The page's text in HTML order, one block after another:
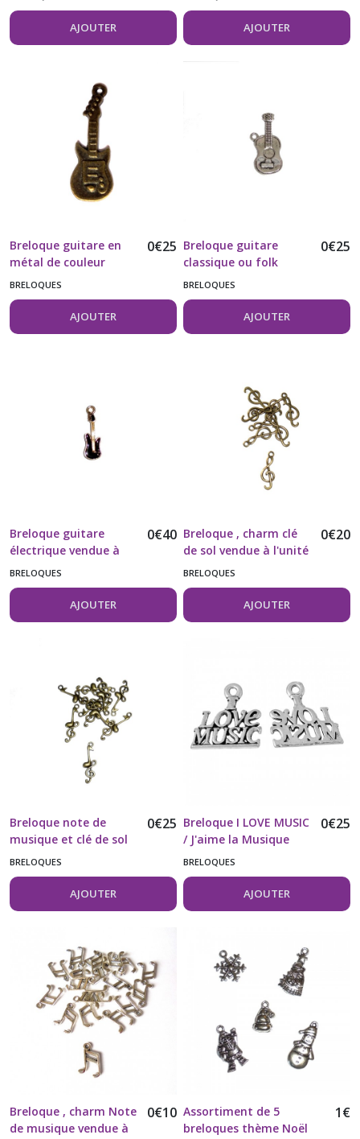
AJOUTER AJOUTER
Breloque guitare en
métal de couleur
bronze vendue à
0€25
BRELOQUES
AJOUTER
Breloque guitare
classique ou folk
vendue à l'unité
0€25
BRELOQUES
AJOUTER
Breloque guitare
électrique vendue à
l'unité
0€40
BRELOQUES
AJOUTER
Breloque , charm clé
de sol vendue à l'unité
0€20
BRELOQUES
AJOUTER
Breloque note de
musique et clé de sol
vendue à l'unité
0€25
BRELOQUES
AJOUTER
Breloque I LOVE MUSIC
/ J'aime la Musique
vendue à l'unité
0€25
BRELOQUES
AJOUTER
Breloque , charm Note
de musique vendue à
0€10 Assortiment de 5
breloques thème Noël
1€